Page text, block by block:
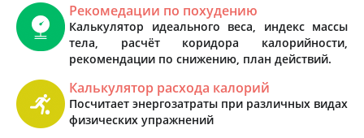
Рекомедации по похудению
Калькулятор идеального веса, индекс массы
тела, расчёт коридора калорийности,
рекомендации по снижению, план действий.
Калькулятор расхода калорий
Посчитает энергозатраты при различных видах
физических упражнений